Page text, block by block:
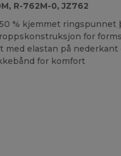
R-762M-0, JZ762
% kjemmet ringspunnet
for
med elastan på
for komfort